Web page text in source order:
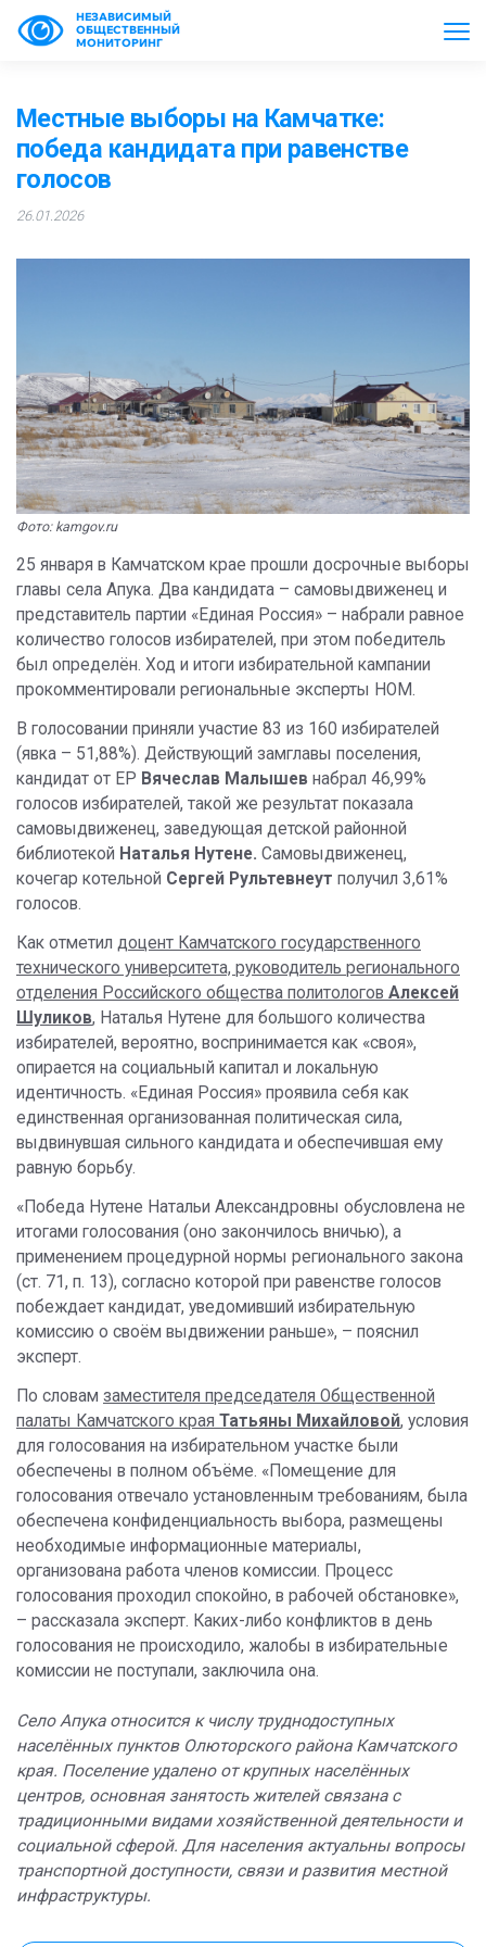
НЕЗАВИСИМЫЙ
ОБЩЕСТВЕННЫЙ
МОНИТОРИНГ
Местные выборы на Камчатке:
победа кандидата при равенстве
голосов
26.01.2026
Фото: kamgov.ru
25 января в Камчатском крае прошли досрочные выборы
главы села Апука. Два кандидата – самовыдвиженец и
представитель партии «Единая Россия» – набрали равное
количество голосов избирателей, при этом победитель
был определён. Ход и итоги избирательной кампании
прокомментировали региональные эксперты НОМ.
В голосовании приняли участие 83 из 160 избирателей
(явка – 51,88%). Действующий замглавы поселения,
кандидат от ЕР Вячеслав Малышев набрал 46,99%
голосов избирателей, такой же результат показала
самовыдвиженец, заведующая детской районной
библиотекой Наталья Нутене. Самовыдвиженец,
кочегар котельной Сергей Рультевнеут получил 3,61%
голосов.
Как отметил доцент Камчатского государственного
технического университета, руководитель регионального
отделения Российского общества политологов Алексей
Шуликов, Наталья Нутене для большого количества
избирателей, вероятно, воспринимается как «своя»,
опирается на социальный капитал и локальную
идентичность. «Единая Россия» проявила себя как
единственная организованная политическая сила,
выдвинувшая сильного кандидата и обеспечившая ему
равную борьбу.
«Победа Нутене Натальи Александровны обусловлена не
итогами голосования (оно закончилось вничью), а
применением процедурной нормы регионального закона
(ст. 71, п. 13), согласно которой при равенстве голосов
побеждает кандидат, уведомивший избирательную
комиссию о своём выдвижении раньше», – пояснил
эксперт.
По словам заместителя председателя Общественной
палаты Камчатского края Татьяны Михайловой, условия
для голосования на избирательном участке были
обеспечены в полном объёме. «Помещение для
голосования отвечало установленным требованиям, была
обеспечена конфиденциальность выбора, размещены
необходимые информационные материалы,
организована работа членов комиссии. Процесс
голосования проходил спокойно, в рабочей обстановке»,
– рассказала эксперт. Каких-либо конфликтов в день
голосования не происходило, жалобы в избирательные
комиссии не поступали, заключила она.
Село Апука относится к числу труднодоступных
населённых пунктов Олюторского района Камчатского
края. Поселение удалено от крупных населённых
центров, основная занятость жителей связана с
традиционными видами хозяйственной деятельности и
социальной сферой. Для населения актуальны вопросы
транспортной доступности, связи и развития местной
инфраструктуры.